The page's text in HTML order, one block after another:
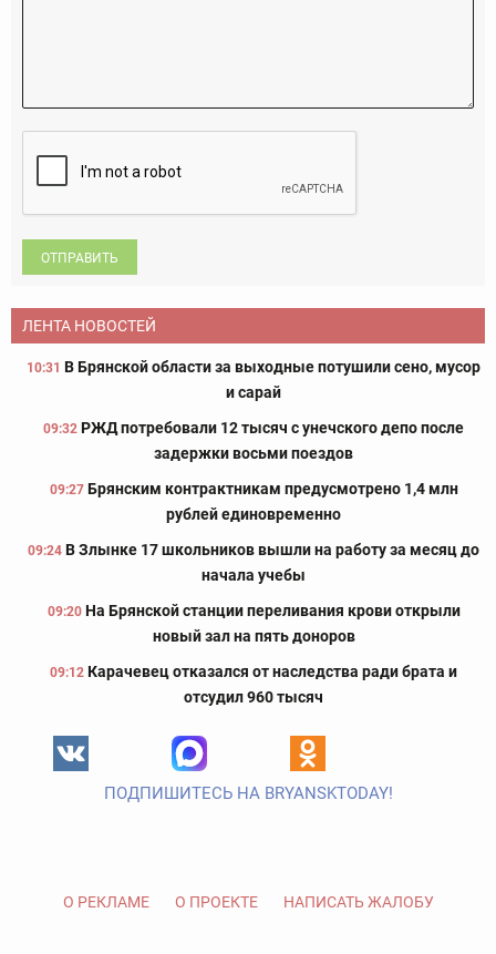
ОТПРАВИТЬ
ЛЕНТА НОВОСТЕЙ
10:31 В Брянской области за выходные потушили сено, мусор
и сарай
09:32 РЖД потребовали 12 тысяч с унечского депо после
задержки восьми поездов
09:27 Брянским контрактникам предусмотрено 1,4 млн
рублей единовременно
09:24 В Злынке 17 школьников вышли на работу за месяц до
начала учебы
09:20 На Брянской станции переливания крови открыли
новый зал на пять доноров
09:12 Карачевец отказался от наследства ради брата и
отсудил 960 тысяч
ПОДПИШИТЕСЬ НА BRYANSKTODAY!
О РЕКЛАМЕ О ПРОЕКТЕ НАПИСАТЬ ЖАЛОБУ